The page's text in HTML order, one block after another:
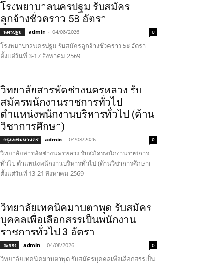
โรงพยาบาลนครปฐม รับสมัคร
ลูกจ้างชั่วคราว 58 อัตรา
นครปฐม admin - 04/08/2026 0
โรงพยาบาลนครปฐม รับสมัครลูกจ้างชั่วคราว 58 อัตรา
ตั้งแต่วันที่ 3-17 สิงหาคม 2569
วิทยาลัยสารพัดช่างนครหลวง รับ
สมัครพนักงานราชการทั่วไป
ตำแหน่งพนักงานบริหารทั่วไป (ด้าน
วิชาการศึกษา)
กรุงเทพมหานคร admin - 04/08/2026 0
วิทยาลัยสารพัดช่างนครหลวง รับสมัครพนักงานราชการ
ทั่วไป ตำแหน่งพนักงานบริหารทั่วไป (ด้านวิชาการศึกษา)
ตั้งแต่วันที่ 13-21 สิงหาคม 2569
วิทยาลัยเทคนิคมาบตาพุด รับสมัคร
บุคคลเพื่อเลือกสรรเป็นพนักงาน
ราชการทั่วไป 3 อัตรา
ระยอง admin - 04/08/2026 0
วิทยาลัยเทคนิคมาบตาพุด รับสมัครบุคคลเพื่อเลือกสรรเป็น